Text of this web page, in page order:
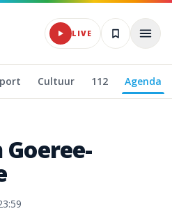
LIVE
Cultuur 112 Agenda
Goeree-